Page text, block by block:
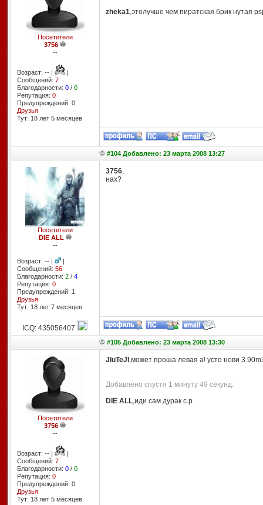
Посетители
3756
--
Возраст: -- |
|
Сообщений: 7
Благодарности: 0/ 0
Репутация: 0
Предупреждений: 0
Друзья
Тут: 18 лет 5 месяцев
zheka1,этолучше чем пиратская брик нутая
#104 Добавлено: 23 марта 2008 13:27
Посетители
DIE ALL
--
Возраст: -- |
|
Сообщений: 56
Благодарности: 2/ 4
Репутация: 0
Предупреждений: 1
Друзья
Тут: 18 лет 7 месяцев
3756,
нах?
ICQ: 435056407
#105 Добавлено: 23 марта 2008 13:30
Посетители
3756
--
Возраст: -- |
|
Сообщений: 7
Благодарности: 0/ 0
Репутация: 0
Предупреждений: 0
Друзья
Тут: 18 лет 5 месяцев
JIuTeJI ,может проша левая а! усто нови
Добавлено спустя 1 минуту 49 секунд:
DIE ALL,иди сам дурак с.р